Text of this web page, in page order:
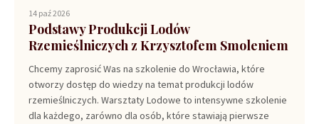
14 paź 2026
Podstawy Produkcji Lodów
Rzemieślniczych z Krzysztofem Smoleniem
Chcemy zaprosić Was na szkolenie do Wrocławia, które
otworzy dostęp do wiedzy na temat produkcji lodów
rzemieślniczych. Warsztaty Lodowe to intensywne szkolenie
dla każdego, zarówno dla osób, które stawiają pierwsze